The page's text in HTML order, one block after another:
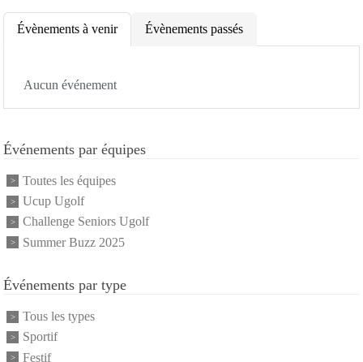
Évènements à venir Évènements passés
Aucun événement
Événements par équipes
Toutes les équipes
Ucup Ugolf
Challenge Seniors Ugolf
Summer Buzz 2025
Événements par type
Tous les types
Sportif
Festif